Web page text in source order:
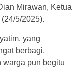
Mirawan, Ketua
5/2025).
yang
berbagi.
warga pun begitu